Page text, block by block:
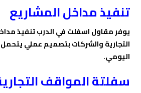
تنفيذ مداخل المشاريع
يوفر مقاول اسفلت في الدرب تنفيذ
التجارية والشركات بتصميم عملي
اليومي.
سفلتة المواقف